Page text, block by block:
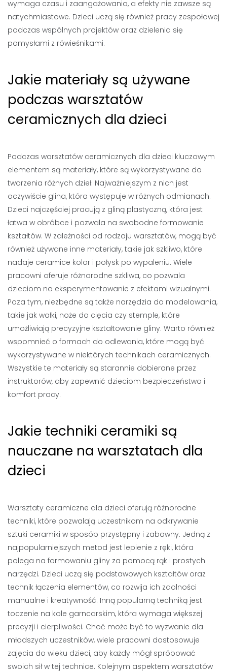
wymaga czasu i zaangażowania, a efekty nie zawsze są
natychmiastowe. Dzieci uczą się również pracy zespołowej
podczas wspólnych projektów oraz dzielenia się
pomysłami z rówieśnikami.
Jakie materiały są używane
podczas warsztatów
ceramicznych dla dzieci
Podczas warsztatów ceramicznych dla dzieci kluczowym
elementem są materiały, które są wykorzystywane do
tworzenia różnych dzieł. Najważniejszym z nich jest
oczywiście glina, która występuje w różnych odmianach.
Dzieci najczęściej pracują z gliną plastyczną, która jest
łatwa w obróbce i pozwala na swobodne formowanie
kształtów. W zależności od rodzaju warsztatów, mogą być
również używane inne materiały, takie jak szkliwo, które
nadaje ceramice kolor i połysk po wypaleniu. Wiele
pracowni oferuje różnorodne szkliwa, co pozwala
dzieciom na eksperymentowanie z efektami wizualnymi.
Poza tym, niezbędne są także narzędzia do modelowania,
takie jak wałki, noże do cięcia czy stemple, które
umożliwiają precyzyjne kształtowanie gliny. Warto również
wspomnieć o formach do odlewania, które mogą być
wykorzystywane w niektórych technikach ceramicznych.
Wszystkie te materiały są starannie dobierane przez
instruktorów, aby zapewnić dzieciom bezpieczeństwo i
komfort pracy.
Jakie techniki ceramiki są
nauczane na warsztatach dla
dzieci
Warsztaty ceramiczne dla dzieci oferują różnorodne
techniki, które pozwalają uczestnikom na odkrywanie
sztuki ceramiki w sposób przystępny i zabawny. Jedną z
najpopularniejszych metod jest lepienie z ręki, która
polega na formowaniu gliny za pomocą rąk i prostych
narzędzi. Dzieci uczą się podstawowych kształtów oraz
technik łączenia elementów, co rozwija ich zdolności
manualne i kreatywność. Inną popularną techniką jest
toczenie na kole garncarskim, która wymaga większej
precyzji i cierpliwości. Choć może być to wyzwanie dla
młodszych uczestników, wiele pracowni dostosowuje
zajęcia do wieku dzieci, aby każdy mógł spróbować
swoich sił w tej technice. Kolejnym aspektem warsztatów